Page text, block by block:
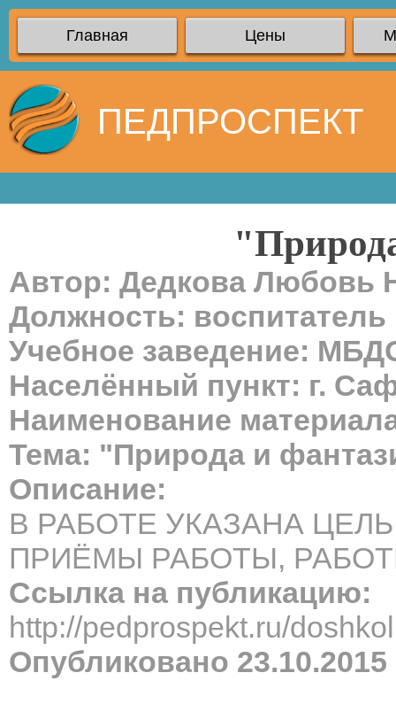
Главная Цены
ПЕДПРОСПЕКТ
Автор: Дедкова Любовь
Должность: воспитатель
Учебное заведение:
Населённый пункт: г.
Наименование
Тема: "Природа и
Описание:
В РАБОТЕ УКАЗАНА
ПРИЁМЫ РАБОТЫ,
Ссылка на публикацию:
http://pedprospekt.ru/
Опубликовано 23.10.2015